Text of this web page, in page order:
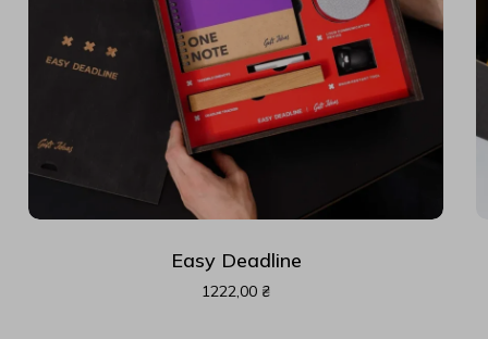
Easy Deadline
1222,00 ₴